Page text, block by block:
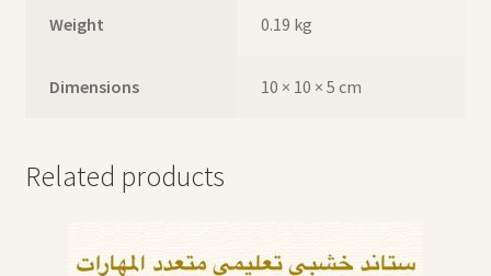
Weight 0.19 kg
Dimensions 10 × 10 × 5 cm
Related products